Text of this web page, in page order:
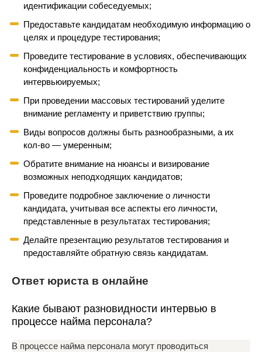
идентификации собеседуемых;
Предоставьте кандидатам необходимую информацию о
целях и процедуре тестирования;
Проведите тестирование в условиях, обеспечивающих
конфиденциальность и комфортность
интервьюируемых;
При проведении массовых тестирований уделите
внимание регламенту и приветствию группы;
Виды вопросов должны быть разнообразными, а их
кол-во — умеренным;
Обратите внимание на нюансы и визирование
возможных неподходящих кандидатов;
Проведите подробное заключение о личности
кандидата, учитывая все аспекты его личности,
представленные в результатах тестирования;
Делайте презентацию результатов тестирования и
предоставляйте обратную связь кандидатам.
Ответ юриста в онлайне
Какие бывают разновидности интервью в
процессе найма персонала?
В процессе найма персонала могут проводиться